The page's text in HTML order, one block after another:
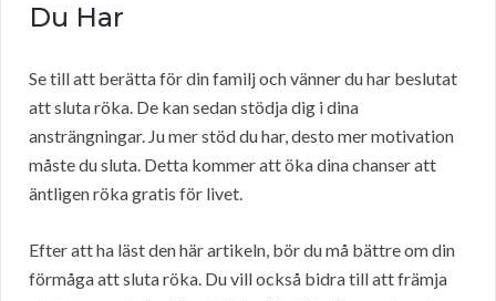
Du Har
Se till att berätta för din familj och vänner du har beslutat
att sluta röka. De kan sedan stödja dig i dina
ansträngningar. Ju mer stöd du har, desto mer motivation
måste du sluta. Detta kommer att öka dina chanser att
äntligen röka gratis för livet.
Efter att ha läst den här artikeln, bör du må bättre om din
förmåga att sluta röka. Du vill också bidra till att främja